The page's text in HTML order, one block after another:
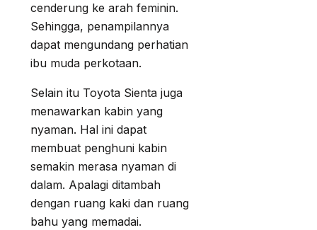
cenderung ke arah feminin.
Sehingga, penampilannya
dapat mengundang perhatian
ibu muda perkotaan.
Selain itu Toyota Sienta juga
menawarkan kabin yang
nyaman. Hal ini dapat
membuat penghuni kabin
semakin merasa nyaman di
dalam. Apalagi ditambah
dengan ruang kaki dan ruang
bahu yang memadai.